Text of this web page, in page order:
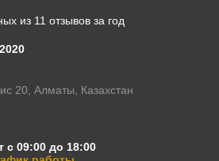
из 11 отзывов за год
20, Алматы, Казахстан
с 09:00 до 18:00